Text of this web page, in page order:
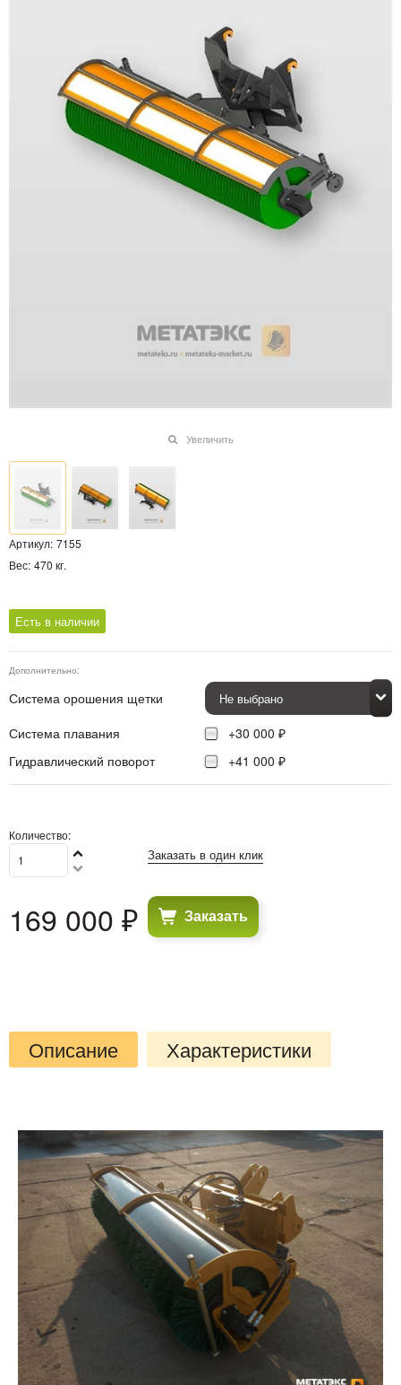
Увеличить
Артикул: 7155
Вес: 470 кг.
Есть в наличии
Дополнительно:
Система орошения щетки
Система плавания
+30 000 ₽
Гидравлический поворот
+41 000 ₽
Количество:
169 000 ₽
Заказать в один клик
Заказать
Описание Характеристики